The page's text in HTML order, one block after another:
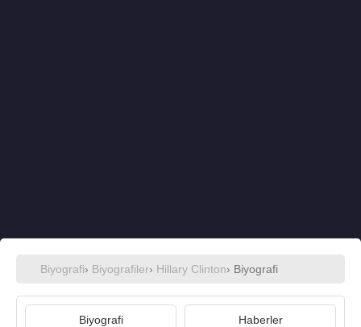
Biyografi› Biyografiler› Hillary Clinton› Biyografi
Biyografi Haberler